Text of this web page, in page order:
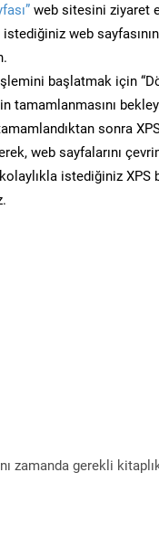
web sitesini ziyaret
web
başlatmak için
tamamlanmasını
sonra
web sayfalarını
istediğiniz
zamanda gerekli